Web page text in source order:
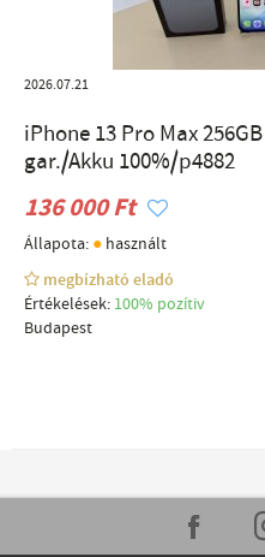
2026.07.21
iPhone 13 Pro Max
gar./Akku 100%/p4882
136 000 Ft
Állapota: ● használt
megbízható eladó
Értékelések: 100% pozítiv
Budapest